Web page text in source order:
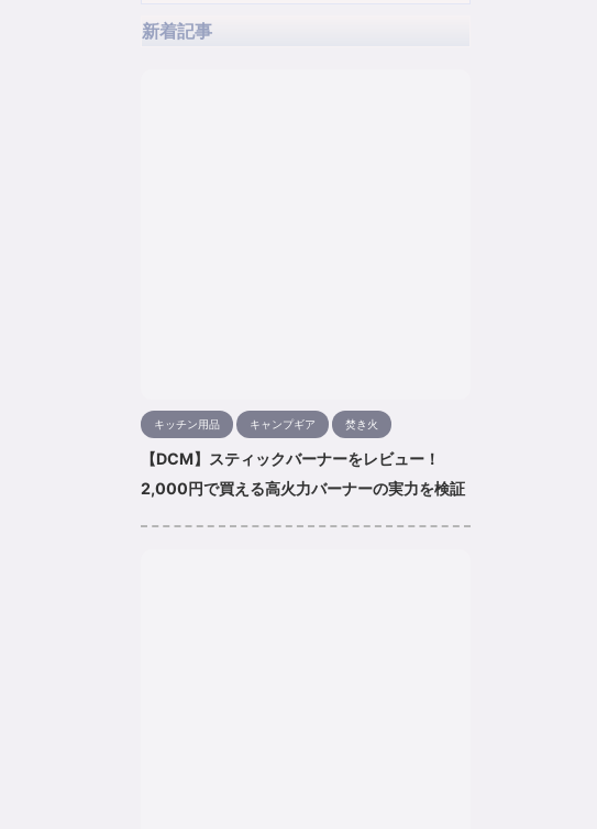
新着記事
キッチン用品 キャンプギア 焚き火
【DCM】スティックバーナーをレビュー！
2,000円で買える高火力バーナーの実力を検証